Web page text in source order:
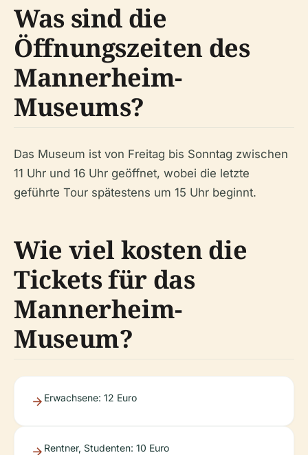
Was sind die
Öffnungszeiten des
Mannerheim-
Museums?
Das Museum ist von Freitag bis Sonntag zwischen
11 Uhr und 16 Uhr geöffnet, wobei die letzte
geführte Tour spätestens um 15 Uhr beginnt.
Wie viel kosten die
Tickets für das
Mannerheim-
Museum?
Erwachsene: 12 Euro
Rentner, Studenten: 10 Euro